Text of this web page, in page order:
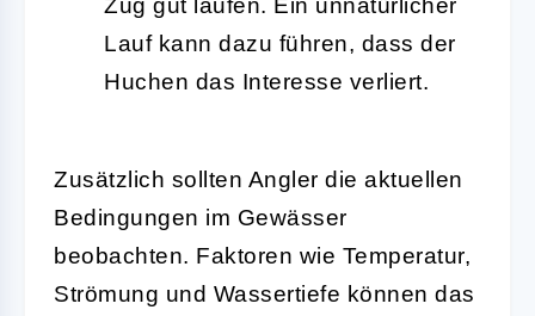
Zug gut laufen. Ein unnatürlicher
Lauf kann dazu führen, dass der
Huchen das Interesse verliert.
Zusätzlich sollten Angler die aktuellen
Bedingungen im Gewässer
beobachten. Faktoren wie Temperatur,
Strömung und Wassertiefe können das